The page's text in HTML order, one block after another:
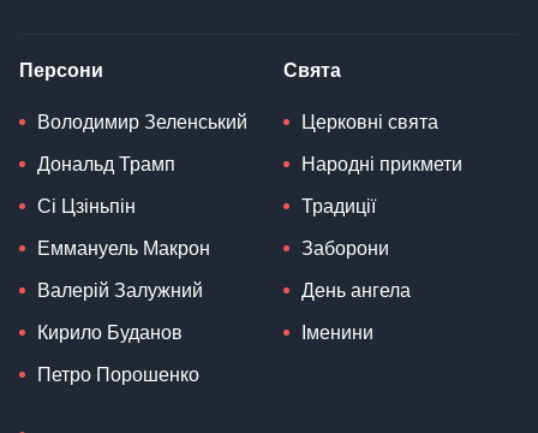
Персони
Володимир Зеленський
Дональд Трамп
Сі Цзіньпін
Еммануель Макрон
Валерій Залужний
Кирило Буданов
Петро Порошенко
Свята
Церковні свята
Народні прикмети
Традиції
Заборони
День ангела
Іменини